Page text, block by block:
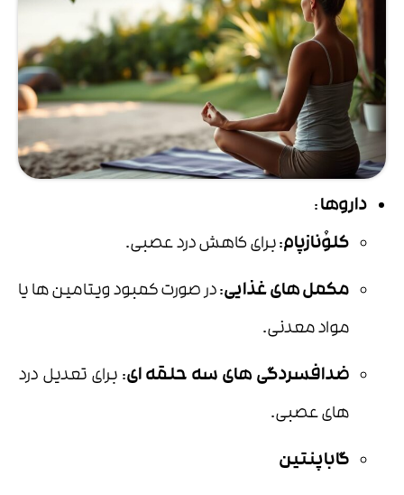
داروها:
کلوُنازپام: برای کاهش درد عصبی.
مکمل های غذایی: در صورت کمبود ویتامین ها یا
مواد معدنی.
ضدافسردگی های سه حلقه ای: برای تعدیل درد
های عصبی.
گاباپنتین